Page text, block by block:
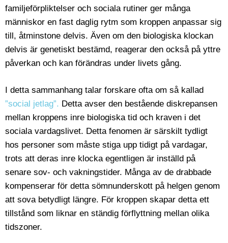
familjeförpliktelser och sociala rutiner ger många
människor en fast daglig rytm som kroppen anpassar sig
till, åtminstone delvis. Även om den biologiska klockan
delvis är genetiskt bestämd, reagerar den också på yttre
påverkan och kan förändras under livets gång.
I detta sammanhang talar forskare ofta om så kallad
”social jetlag”. Detta avser den bestående diskrepansen
mellan kroppens inre biologiska tid och kraven i det
sociala vardagslivet. Detta fenomen är särskilt tydligt
hos personer som måste stiga upp tidigt på vardagar,
trots att deras inre klocka egentligen är inställd på
senare sov- och vakningstider. Många av de drabbade
kompenserar för detta sömnunderskott på helgen genom
att sova betydligt längre. För kroppen skapar detta ett
tillstånd som liknar en ständig förflyttning mellan olika
tidszoner.